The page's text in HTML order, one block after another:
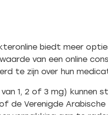
biedt meer
van een online
te zijn over hun
1, 2 of 3 mg) kunnen
de Verenigde